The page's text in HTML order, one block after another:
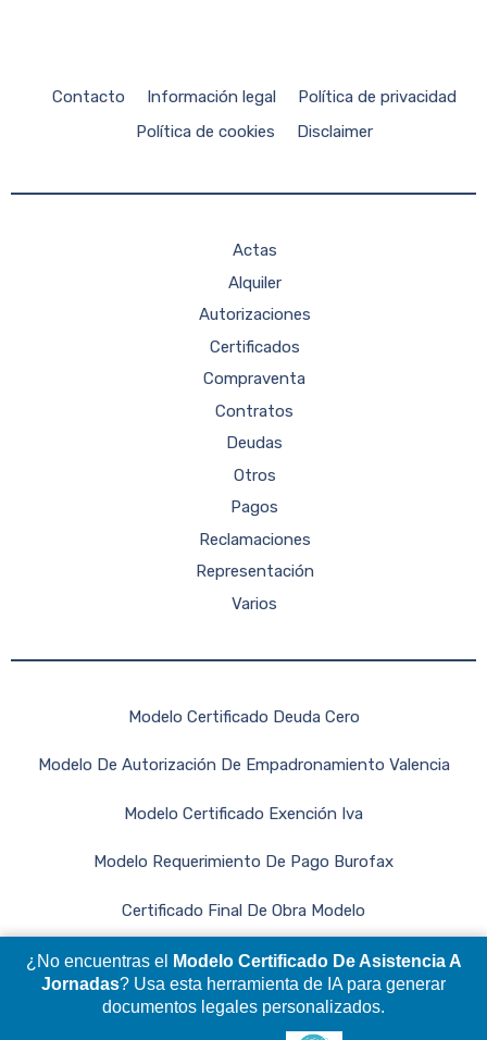
¿No encuentras el
Modelo Certificado De Asistencia A
Jornadas? Usa esta herramienta de IA para generar
documentos legales personalizados.
Contacto Información legal
Política de privacidad
Política de cookies
Disclaimer
Actas
Alquiler
Autorizaciones
Certificados
Compraventa
Contratos
Deudas
Otros
Pagos
Reclamaciones
Representación
Varios
Modelo Certificado Deuda Cero
Modelo De Autorización De Empadronamiento Valencia
Modelo Certificado Exención Iva
Modelo Requerimiento De Pago Burofax
Certificado Final De Obra Modelo